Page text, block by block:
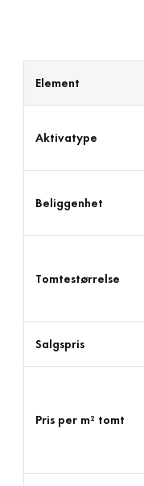
Element
Aktivatype
Beliggenhet
Tomtestørrelse
Salgspris
Pris per m² tomt